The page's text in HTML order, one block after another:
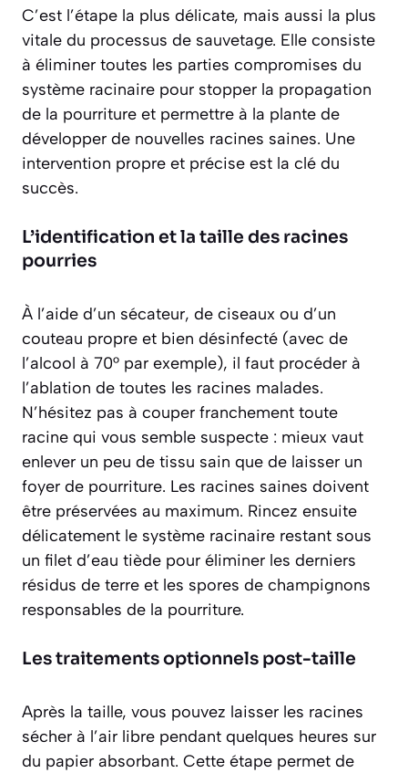
C’est l’étape la plus délicate, mais aussi la plus
vitale du processus de sauvetage. Elle consiste
à éliminer toutes les parties compromises du
système racinaire pour stopper la propagation
de la pourriture et permettre à la plante de
développer de nouvelles racines saines. Une
intervention propre et précise est la clé du
succès.
L’identification et la taille des racines
pourries
À l’aide d’un sécateur, de ciseaux ou d’un
couteau propre et bien désinfecté (avec de
l’alcool à 70° par exemple), il faut procéder à
l’ablation de toutes les racines malades.
N’hésitez pas à couper franchement toute
racine qui vous semble suspecte : mieux vaut
enlever un peu de tissu sain que de laisser un
foyer de pourriture. Les racines saines doivent
être préservées au maximum. Rincez ensuite
délicatement le système racinaire restant sous
un filet d’eau tiède pour éliminer les derniers
résidus de terre et les spores de champignons
responsables de la pourriture.
Les traitements optionnels post-taille
Après la taille, vous pouvez laisser les racines
sécher à l’air libre pendant quelques heures sur
du papier absorbant. Cette étape permet de